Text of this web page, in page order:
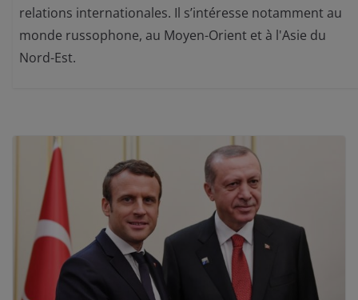
relations internationales. Il s’intéresse notamment au
monde russophone, au Moyen-Orient et à l'Asie du
Nord-Est.